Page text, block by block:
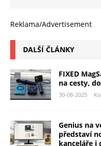
Reklama/Advertisement
DALŠÍ ČLÁNKY
FIXED
na cesty,
30-08-2025
Genius na
představí
kanceláře i